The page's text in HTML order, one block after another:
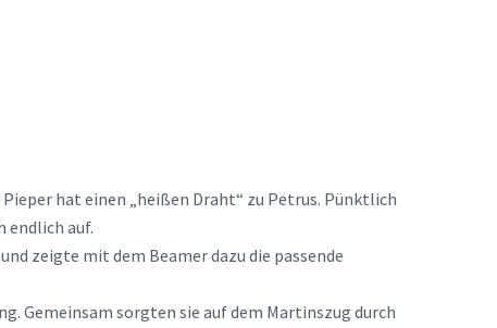
hat einen „heißen Draht“ zu Petrus. Pünktlich
endlich auf.
zeigte mit dem Beamer dazu die passende
Gemeinsam sorgten sie auf dem Martinszug durch